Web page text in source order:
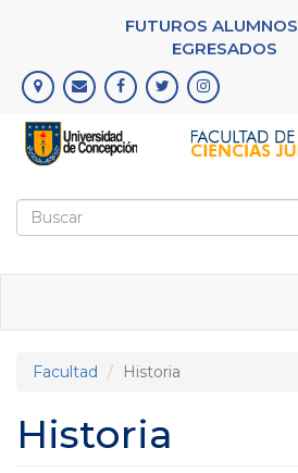
principal
FUTUROS ALUMNOS
EGRESADOS
Formulario
Facultad Historia
Historia